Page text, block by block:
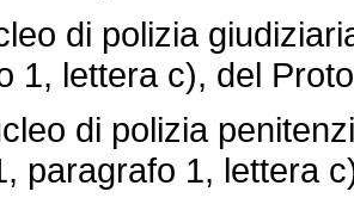
di polizia
1, lettera c), del
di polizia
paragrafo 1, lettera